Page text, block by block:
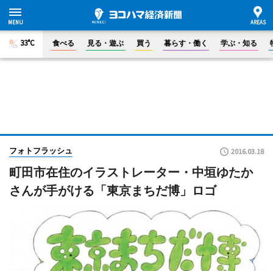
33°C 食べる 見る・遊ぶ 買う 暮らす・働く 学ぶ・知る
フォトフラッシュ 2016.03.18
町田市在住のイラストレーター・中垣ゆたか
さんが手がける「東京まちだ博」ロゴ